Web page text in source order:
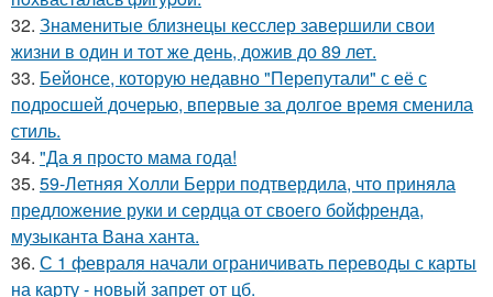
32. Знаменитые близнецы кесслер завершили свои
жизни в один и тот же день, дожив до 89 лет.
33. Бейонсе, которую недавно "Перепутали" с её с
подросшей дочерью, впервые за долгое время сменила
стиль.
34. "Да я просто мама года!
35. 59-Летняя Холли Берри подтвердила, что приняла
предложение руки и сердца от своего бойфренда,
музыканта Вана ханта.
36. С 1 февраля начали ограничивать переводы с карты
на карту - новый запрет от цб.